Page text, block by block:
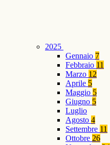
2025
Gennaio 7
Febbraio 11
Marzo 12
Aprile 5
Maggio 5
Giugno 5
Luglio
Agosto 4
Settembre 11
Ottobre 26